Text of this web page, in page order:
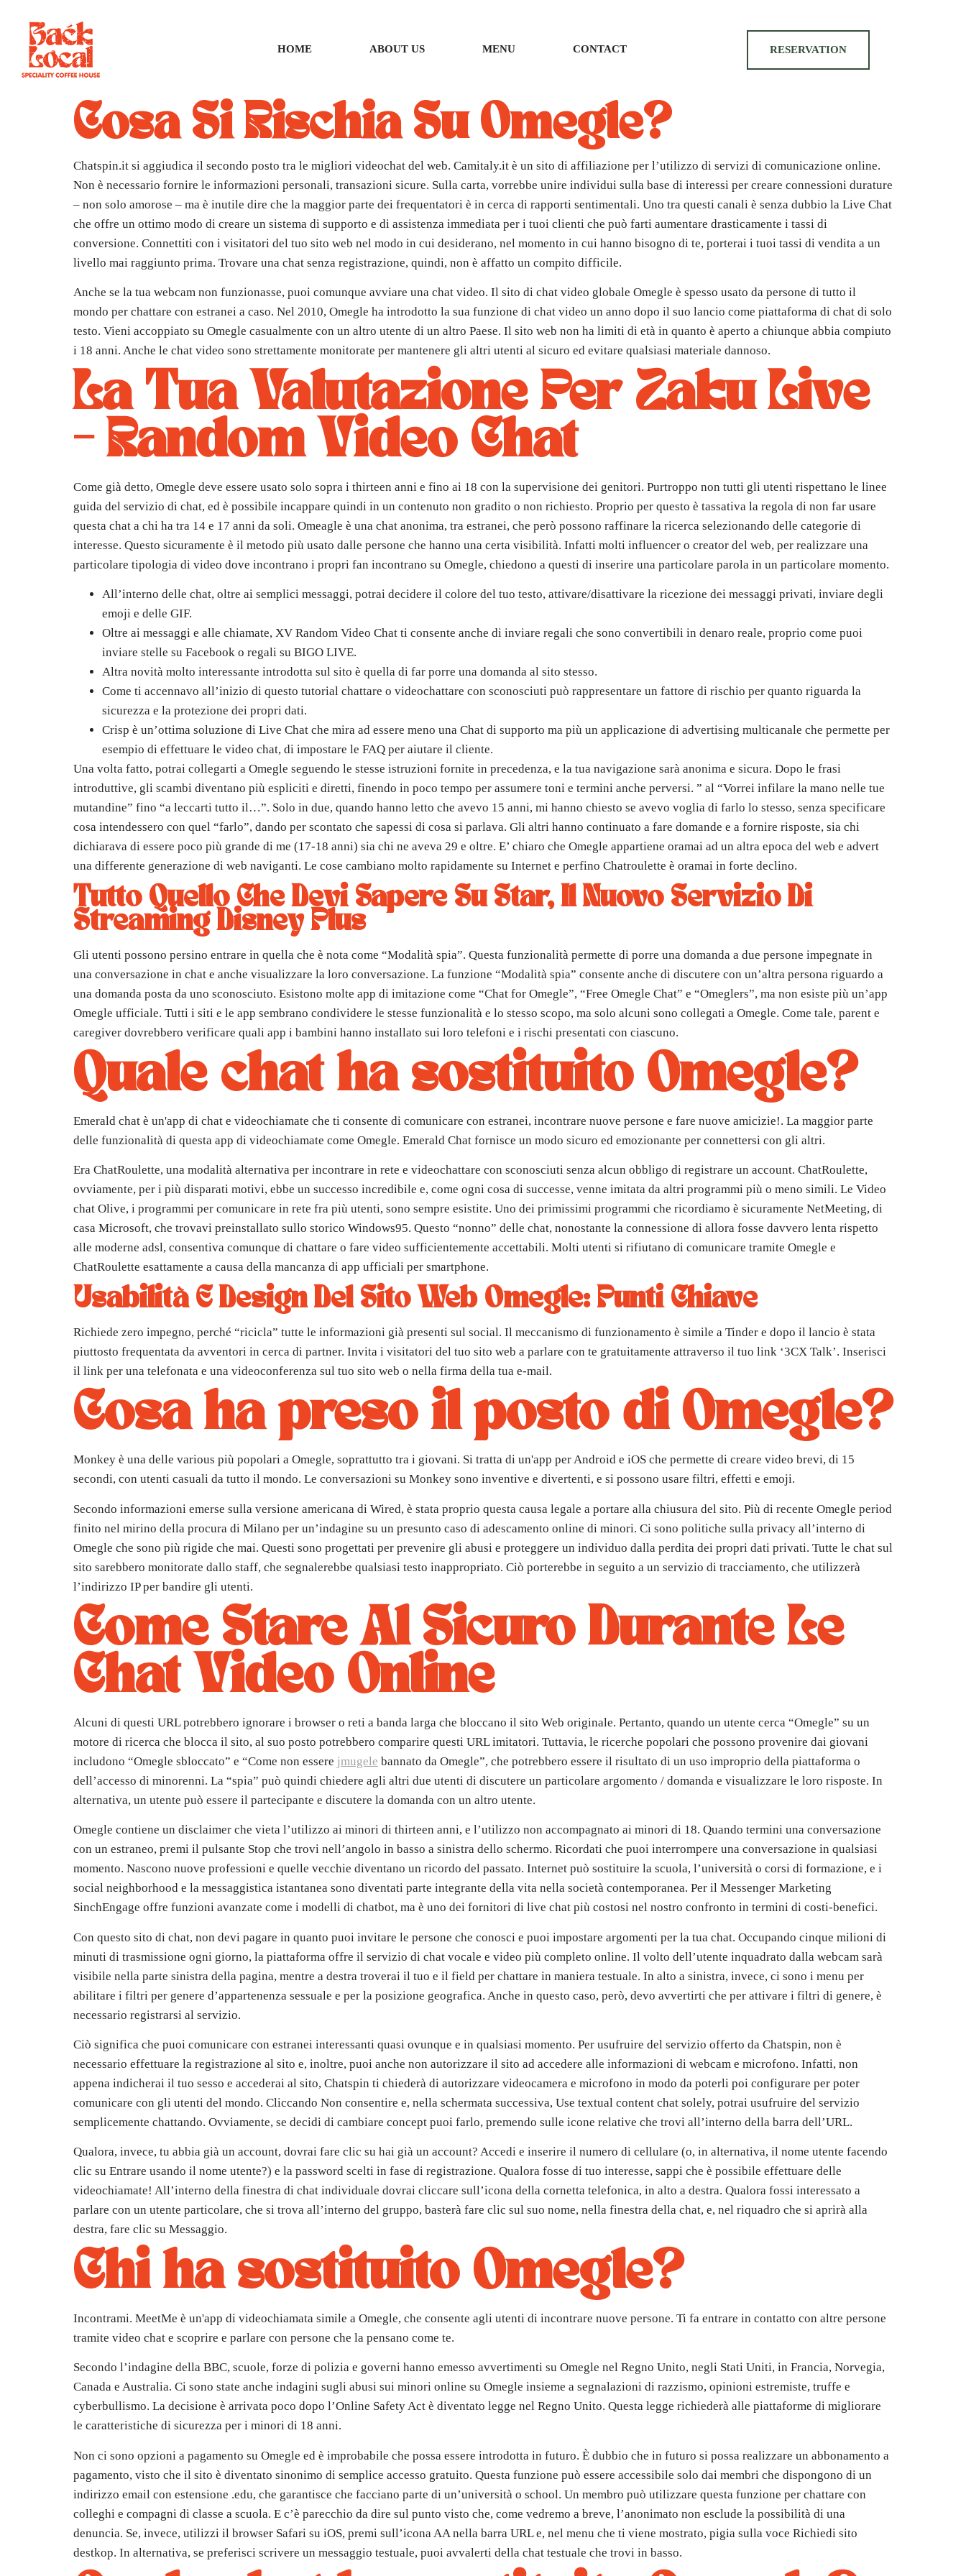
HOME ABOUT US MENU CONTACT RESERVATION
Cosa Si Rischia Su Omegle?
Chatspin.it si aggiudica il secondo posto tra le migliori videochat del web. Camitaly.it è un sito di affiliazione per l’utilizzo di servizi di comunicazione online.
Non è necessario fornire le informazioni personali, transazioni sicure. Sulla carta, vorrebbe unire individui sulla base di interessi per creare connessioni durature
– non solo amorose – ma è inutile dire che la maggior parte dei frequentatori è in cerca di rapporti sentimentali. Uno tra questi canali è senza dubbio la Live Chat
che offre un ottimo modo di creare un sistema di supporto e di assistenza immediata per i tuoi clienti che può farti aumentare drasticamente i tassi di
conversione. Connettiti con i visitatori del tuo sito web nel modo in cui desiderano, nel momento in cui hanno bisogno di te, porterai i tuoi tassi di vendita a un
livello mai raggiunto prima. Trovare una chat senza registrazione, quindi, non è affatto un compito difficile.
Anche se la tua webcam non funzionasse, puoi comunque avviare una chat video. Il sito di chat video globale Omegle è spesso usato da persone di tutto il
mondo per chattare con estranei a caso. Nel 2010, Omegle ha introdotto la sua funzione di chat video un anno dopo il suo lancio come piattaforma di chat di solo
testo. Vieni accoppiato su Omegle casualmente con un altro utente di un altro Paese. Il sito web non ha limiti di età in quanto è aperto a chiunque abbia compiuto
i 18 anni. Anche le chat video sono strettamente monitorate per mantenere gli altri utenti al sicuro ed evitare qualsiasi materiale dannoso.
La Tua Valutazione Per Zaku Live
– Random Video Chat
Come già detto, Omegle deve essere usato solo sopra i thirteen anni e fino ai 18 con la supervisione dei genitori. Purtroppo non tutti gli utenti rispettano le linee
guida del servizio di chat, ed è possibile incappare quindi in un contenuto non gradito o non richiesto. Proprio per questo è tassativa la regola di non far usare
questa chat a chi ha tra 14 e 17 anni da soli. Omeagle è una chat anonima, tra estranei, che però possono raffinare la ricerca selezionando delle categorie di
interesse. Questo sicuramente è il metodo più usato dalle persone che hanno una certa visibilità. Infatti molti influencer o creator del web, per realizzare una
particolare tipologia di video dove incontrano i propri fan incontrano su Omegle, chiedono a questi di inserire una particolare parola in un particolare momento.
All’interno delle chat, oltre ai semplici messaggi, potrai decidere il colore del tuo testo, attivare/disattivare la ricezione dei messaggi privati, inviare degli
emoji e delle GIF.
Oltre ai messaggi e alle chiamate, XV Random Video Chat ti consente anche di inviare regali che sono convertibili in denaro reale, proprio come puoi
inviare stelle su Facebook o regali su BIGO LIVE.
Altra novità molto interessante introdotta sul sito è quella di far porre una domanda al sito stesso.
Come ti accennavo all’inizio di questo tutorial chattare o videochattare con sconosciuti può rappresentare un fattore di rischio per quanto riguarda la
sicurezza e la protezione dei propri dati.
Crisp è un’ottima soluzione di Live Chat che mira ad essere meno una Chat di supporto ma più un applicazione di advertising multicanale che permette per
esempio di effettuare le video chat, di impostare le FAQ per aiutare il cliente.
Una volta fatto, potrai collegarti a Omegle seguendo le stesse istruzioni fornite in precedenza, e la tua navigazione sarà anonima e sicura. Dopo le frasi
introduttive, gli scambi diventano più espliciti e diretti, finendo in poco tempo per assumere toni e termini anche perversi. ” al “Vorrei infilare la mano nelle tue
mutandine” fino “a leccarti tutto il…”. Solo in due, quando hanno letto che avevo 15 anni, mi hanno chiesto se avevo voglia di farlo lo stesso, senza specificare
cosa intendessero con quel “farlo”, dando per scontato che sapessi di cosa si parlava. Gli altri hanno continuato a fare domande e a fornire risposte, sia chi
dichiarava di essere poco più grande di me (17-18 anni) sia chi ne aveva 29 e oltre. E’ chiaro che Omegle appartiene oramai ad un altra epoca del web e advert
una differente generazione di web naviganti. Le cose cambiano molto rapidamente su Internet e perfino Chatroulette è oramai in forte declino.
Tutto Quello Che Devi Sapere Su Star, Il Nuovo Servizio Di
Streaming Disney Plus
Gli utenti possono persino entrare in quella che è nota come “Modalità spia”. Questa funzionalità permette di porre una domanda a due persone impegnate in
una conversazione in chat e anche visualizzare la loro conversazione. La funzione “Modalità spia” consente anche di discutere con un’altra persona riguardo a
una domanda posta da uno sconosciuto. Esistono molte app di imitazione come “Chat for Omegle”, “Free Omegle Chat” e “Omeglers”, ma non esiste più un’app
Omegle ufficiale. Tutti i siti e le app sembrano condividere le stesse funzionalità e lo stesso scopo, ma solo alcuni sono collegati a Omegle. Come tale, parent e
caregiver dovrebbero verificare quali app i bambini hanno installato sui loro telefoni e i rischi presentati con ciascuno.
Quale chat ha sostituito Omegle?
Emerald chat è un'app di chat e videochiamate che ti consente di comunicare con estranei, incontrare nuove persone e fare nuove amicizie!. La maggior parte
delle funzionalità di questa app di videochiamate come Omegle. Emerald Chat fornisce un modo sicuro ed emozionante per connettersi con gli altri.
Era ChatRoulette, una modalità alternativa per incontrare in rete e videochattare con sconosciuti senza alcun obbligo di registrare un account. ChatRoulette,
ovviamente, per i più disparati motivi, ebbe un successo incredibile e, come ogni cosa di successe, venne imitata da altri programmi più o meno simili. Le Video
chat Olive, i programmi per comunicare in rete fra più utenti, sono sempre esistite. Uno dei primissimi programmi che ricordiamo è sicuramente NetMeeting, di
casa Microsoft, che trovavi preinstallato sullo storico Windows95. Questo “nonno” delle chat, nonostante la connessione di allora fosse davvero lenta rispetto
alle moderne adsl, consentiva comunque di chattare o fare video sufficientemente accettabili. Molti utenti si rifiutano di comunicare tramite Omegle e
ChatRoulette esattamente a causa della mancanza di app ufficiali per smartphone.
Usabilità E Design Del Sito Web Omegle: Punti Chiave
Richiede zero impegno, perché “ricicla” tutte le informazioni già presenti sul social. Il meccanismo di funzionamento è simile a Tinder e dopo il lancio è stata
piuttosto frequentata da avventori in cerca di partner. Invita i visitatori del tuo sito web a parlare con te gratuitamente attraverso il tuo link ‘3CX Talk’. Inserisci
il link per una telefonata e una videoconferenza sul tuo sito web o nella firma della tua e-mail.
Cosa ha preso il posto di Omegle?
Monkey è una delle various più popolari a Omegle, soprattutto tra i giovani. Si tratta di un'app per Android e iOS che permette di creare video brevi, di 15
secondi, con utenti casuali da tutto il mondo. Le conversazioni su Monkey sono inventive e divertenti, e si possono usare filtri, effetti e emoji.
Secondo informazioni emerse sulla versione americana di Wired, è stata proprio questa causa legale a portare alla chiusura del sito. Più di recente Omegle period
finito nel mirino della procura di Milano per un’indagine su un presunto caso di adescamento online di minori. Ci sono politiche sulla privacy all’interno di
Omegle che sono più rigide che mai. Questi sono progettati per prevenire gli abusi e proteggere un individuo dalla perdita dei propri dati privati. Tutte le chat sul
sito sarebbero monitorate dallo staff, che segnalerebbe qualsiasi testo inappropriato. Ciò porterebbe in seguito a un servizio di tracciamento, che utilizzerà
l’indirizzo IP per bandire gli utenti.
Come Stare Al Sicuro Durante Le
Chat Video Online
Alcuni di questi URL potrebbero ignorare i browser o reti a banda larga che bloccano il sito Web originale. Pertanto, quando un utente cerca “Omegle” su un
motore di ricerca che blocca il sito, al suo posto potrebbero comparire questi URL imitatori. Tuttavia, le ricerche popolari che possono provenire dai giovani
includono “Omegle sbloccato” e “Come non essere jmugele bannato da Omegle”, che potrebbero essere il risultato di un uso improprio della piattaforma o
dell’accesso di minorenni. La “spia” può quindi chiedere agli altri due utenti di discutere un particolare argomento / domanda e visualizzare le loro risposte. In
alternativa, un utente può essere il partecipante e discutere la domanda con un altro utente.
Omegle contiene un disclaimer che vieta l’utilizzo ai minori di thirteen anni, e l’utilizzo non accompagnato ai minori di 18. Quando termini una conversazione
con un estraneo, premi il pulsante Stop che trovi nell’angolo in basso a sinistra dello schermo. Ricordati che puoi interrompere una conversazione in qualsiasi
momento. Nascono nuove professioni e quelle vecchie diventano un ricordo del passato. Internet può sostituire la scuola, l’università o corsi di formazione, e i
social neighborhood e la messaggistica istantanea sono diventati parte integrante della vita nella società contemporanea. Per il Messenger Marketing
SinchEngage offre funzioni avanzate come i modelli di chatbot, ma è uno dei fornitori di live chat più costosi nel nostro confronto in termini di costi-benefici.
Con questo sito di chat, non devi pagare in quanto puoi invitare le persone che conosci e puoi impostare argomenti per la tua chat. Occupando cinque milioni di
minuti di trasmissione ogni giorno, la piattaforma offre il servizio di chat vocale e video più completo online. Il volto dell’utente inquadrato dalla webcam sarà
visibile nella parte sinistra della pagina, mentre a destra troverai il tuo e il field per chattare in maniera testuale. In alto a sinistra, invece, ci sono i menu per
abilitare i filtri per genere d’appartenenza sessuale e per la posizione geografica. Anche in questo caso, però, devo avvertirti che per attivare i filtri di genere, è
necessario registrarsi al servizio.
Ciò significa che puoi comunicare con estranei interessanti quasi ovunque e in qualsiasi momento. Per usufruire del servizio offerto da Chatspin, non è
necessario effettuare la registrazione al sito e, inoltre, puoi anche non autorizzare il sito ad accedere alle informazioni di webcam e microfono. Infatti, non
appena indicherai il tuo sesso e accederai al sito, Chatspin ti chiederà di autorizzare videocamera e microfono in modo da poterli poi configurare per poter
comunicare con gli utenti del mondo. Cliccando Non consentire e, nella schermata successiva, Use textual content chat solely, potrai usufruire del servizio
semplicemente chattando. Ovviamente, se decidi di cambiare concept puoi farlo, premendo sulle icone relative che trovi all’interno della barra dell’URL.
Qualora, invece, tu abbia già un account, dovrai fare clic su hai già un account? Accedi e inserire il numero di cellulare (o, in alternativa, il nome utente facendo
clic su Entrare usando il nome utente?) e la password scelti in fase di registrazione. Qualora fosse di tuo interesse, sappi che è possibile effettuare delle
videochiamate! All’interno della finestra di chat individuale dovrai cliccare sull’icona della cornetta telefonica, in alto a destra. Qualora fossi interessato a
parlare con un utente particolare, che si trova all’interno del gruppo, basterà fare clic sul suo nome, nella finestra della chat, e, nel riquadro che si aprirà alla
destra, fare clic su Messaggio.
Chi ha sostituito Omegle?
Incontrami. MeetMe è un'app di videochiamata simile a Omegle, che consente agli utenti di incontrare nuove persone. Ti fa entrare in contatto con altre persone
tramite video chat e scoprire e parlare con persone che la pensano come te.
Secondo l’indagine della BBC, scuole, forze di polizia e governi hanno emesso avvertimenti su Omegle nel Regno Unito, negli Stati Uniti, in Francia, Norvegia,
Canada e Australia. Ci sono state anche indagini sugli abusi sui minori online su Omegle insieme a segnalazioni di razzismo, opinioni estremiste, truffe e
cyberbullismo. La decisione è arrivata poco dopo l’Online Safety Act è diventato legge nel Regno Unito. Questa legge richiederà alle piattaforme di migliorare
le caratteristiche di sicurezza per i minori di 18 anni.
Non ci sono opzioni a pagamento su Omegle ed è improbabile che possa essere introdotta in futuro. È dubbio che in futuro si possa realizzare un abbonamento a
pagamento, visto che il sito è diventato sinonimo di semplice accesso gratuito. Questa funzione può essere accessibile solo dai membri che dispongono di un
indirizzo email con estensione .edu, che garantisce che facciano parte di un’università o school. Un membro può utilizzare questa funzione per chattare con
colleghi e compagni di classe a scuola. E c’è parecchio da dire sul punto visto che, come vedremo a breve, l’anonimato non esclude la possibilità di una
denuncia. Se, invece, utilizzi il browser Safari su iOS, premi sull’icona AA nella barra URL e, nel menu che ti viene mostrato, pigia sulla voce Richiedi sito
destkop. In alternativa, se preferisci scrivere un messaggio testuale, puoi avvalerti della chat testuale che trovi in basso.